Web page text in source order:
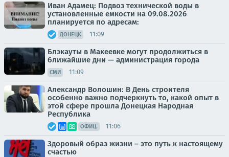
Иван Адамец: Подвоз технической воды в
установленные емкости на 09.08.2026
планируется по адресам:
ДОНЕЦК 11:09
Блэкауты в Макеевке могут продолжиться в
ближайшие дни — администрация города
СМИ 11:09
Александр Волошин: В День строителя
особенно важно подчеркнуть то, какой опыт в
этой сфере прошла Донецкая Народная
Республика
ОФИЦ. 11:06
Здоровый образ жизни – это путь к настоящему
счастью